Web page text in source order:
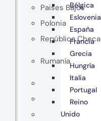
Paises Bajos
Polonia
República Checa
Rumanía
Bélgica
Eslovenia
España
Francia
Grecia
Hungría
Italia
Portugal
Reino
Unido